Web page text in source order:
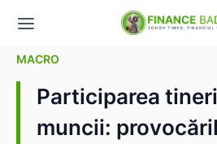
MACRO
Participarea
muncii: